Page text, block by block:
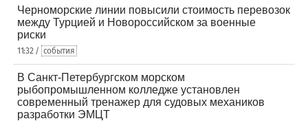
Черноморские линии повысили стоимость перевозок
между Турцией и Новороссийском за военные
риски
11:32 / события
В Санкт-Петербургском морском
рыбопромышленном колледже установлен
современный тренажер для судовых механиков
разработки ЭМЦТ